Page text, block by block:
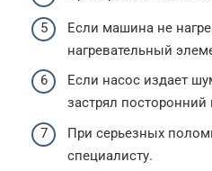
Если машина не
нагревательный
Если насос издает
застрял посторонний
При серьезных
специалисту.